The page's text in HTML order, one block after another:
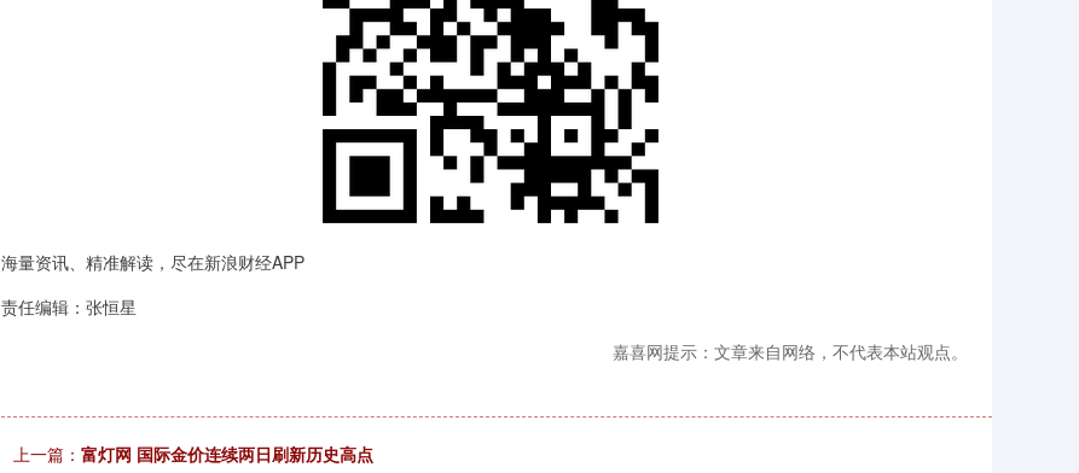
海量资讯、精准解读，尽在新浪财经APP
责任编辑：张恒星
嘉喜网提示：文章来自网络，不代表本站观点。
上一篇： 富灯网 国际金价连续两日刷新历史高点